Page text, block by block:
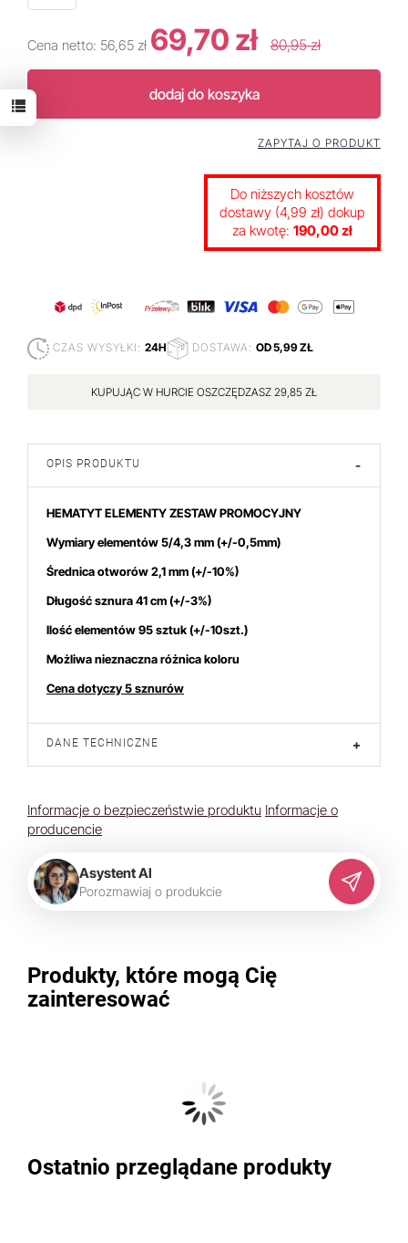
Cena netto: 56,65 zł 69,70 zł 80,95 zł
dodaj do koszyka
ZAPYTAJ O PRODUKT
Do niższych kosztów
dostawy (4,99 zł) dokup
za kwotę: 190,00 zł
CZAS WYSYŁKI: 24H DOSTAWA: OD 5,99 ZŁ
KUPUJĄC W HURCIE OSZCZĘDZASZ 29,85 ZŁ
OPIS PRODUKTU -
HEMATYT ELEMENTY ZESTAW PROMOCYJNY
Wymiary elementów 5/4,3mm(+/-0,5mm)
Średnica otworów 2,1 mm (+/-10%)
Długość sznura 41 cm (+/-3%)
Ilość elementów 95 sztuk (+/-10szt.)
Możliwa nieznaczna różnica koloru
Cena dotyczy 5 sznurów
DANE TECHNICZNE +
Informacje o bezpieczeństwie produktu Informacje o
producencie
Asystent AI
Porozmawiaj o produkcie
Produkty, które mogą Cię
zainteresować
Ostatnio przeglądane produkty